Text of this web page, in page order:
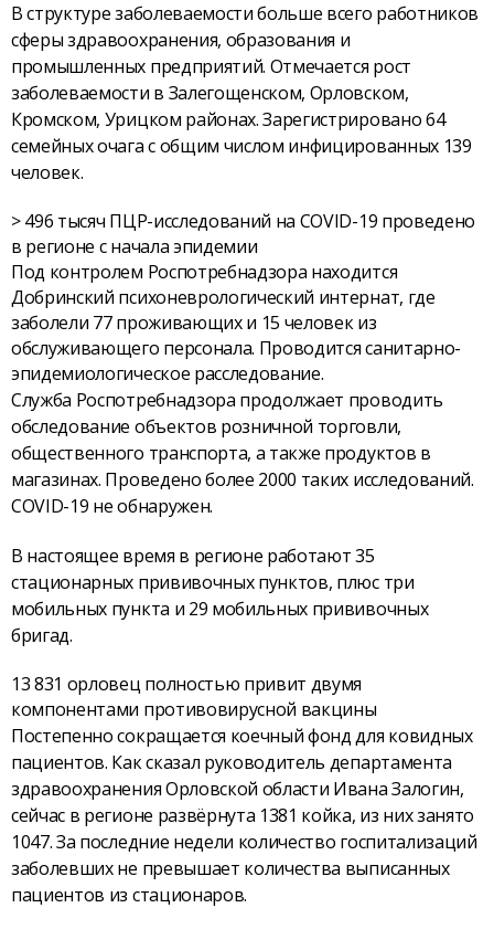
В структуре заболеваемости больше всего работников
сферы здравоохранения, образования и
промышленных предприятий. Отмечается рост
заболеваемости в Залегощенском, Орловском,
Кромском, Урицком районах. Зарегистрировано 64
семейных очага с общим числом инфицированных 139
человек.
> 496 тысяч ПЦР-исследований на COVID-19 проведено
в регионе с начала эпидемии
Под контролем Роспотребнадзора находится
Добринский психоневрологический интернат, где
заболели 77 проживающих и 15 человек из
обслуживающего персонала. Проводится санитарно-
эпидемиологическое расследование.
Служба Роспотребнадзора продолжает проводить
обследование объектов розничной торговли,
общественного транспорта, а также продуктов в
магазинах. Проведено более 2000 таких исследований.
COVID-19 не обнаружен.
В настоящее время в регионе работают 35
стационарных прививочных пунктов, плюс три
мобильных пункта и 29 мобильных прививочных
бригад.
13 831 орловец полностью привит двумя
компонентами противовирусной вакцины
Постепенно сокращается коечный фонд для ковидных
пациентов. Как сказал руководитель департамента
здравоохранения Орловской области Ивана Залогин,
сейчас в регионе развёрнута 1381 койка, из них занято
1047. За последние недели количество госпитализаций
заболевших не превышает количества выписанных
пациентов из стационаров.